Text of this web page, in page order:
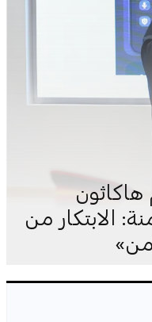
هاكاثون
الابتكار من